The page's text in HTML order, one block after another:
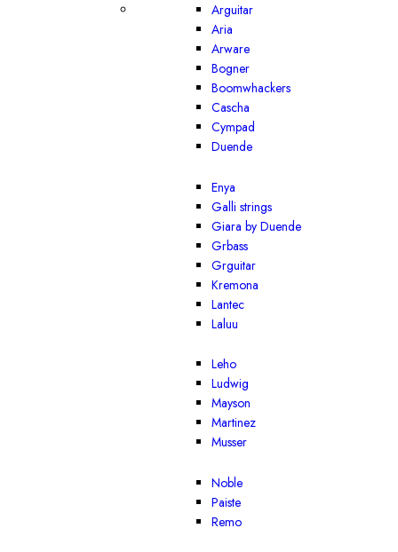
Arguitar
Aria
Arware
Bogner
Boomwhackers
Cascha
Cympad
Duende
Enya
Galli strings
Giara by Duende
Grbass
Grguitar
Kremona
Lantec
Laluu
Leho
Ludwig
Mayson
Martinez
Musser
Noble
Paiste
Remo